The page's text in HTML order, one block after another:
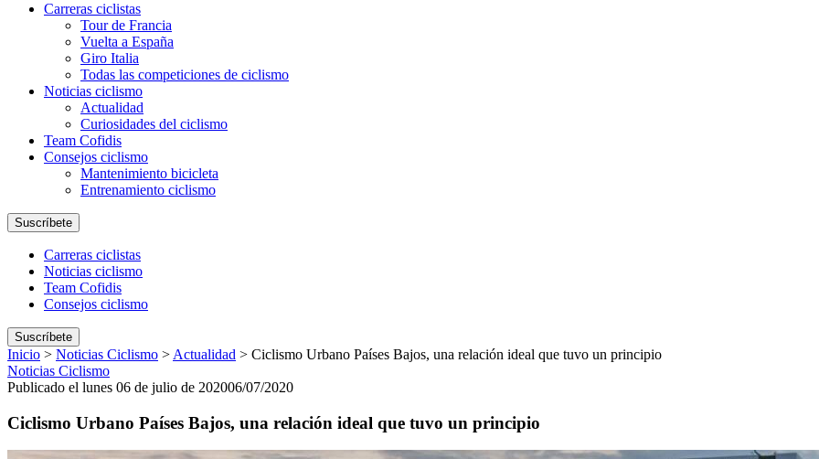
Carreras ciclistas
Tour de Francia
Vuelta a España
Giro Italia
Todas las competiciones de ciclismo
Noticias ciclismo
Actualidad
Curiosidades del ciclismo
Team Cofidis
Consejos ciclismo
Mantenimiento bicicleta
Entrenamiento ciclismo
Suscríbete
Carreras ciclistas
Noticias ciclismo
Team Cofidis
Consejos ciclismo
Suscríbete
Inicio > Noticias Ciclismo > Actualidad > Ciclismo Urbano Países Bajos, una relación ideal que tuvo un principio
Noticias Ciclismo
Publicado el lunes 06 de julio de 202006/07/2020
Ciclismo Urbano Países Bajos, una relación ideal que tuvo un principio